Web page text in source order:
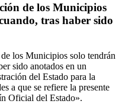
de los Municipios
tras haber sido
los Municipios solo tendrán
sido anotados en un
del Estado para la
a que se refiere la presente
Oficial del Estado».